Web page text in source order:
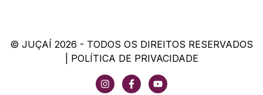
© JUÇAÍ 2026 - TODOS OS DIREITOS RESERVADOS
POLÍTICA DE PRIVACIDADE